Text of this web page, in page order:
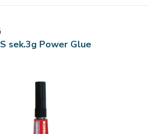
sek.3g Power Glue